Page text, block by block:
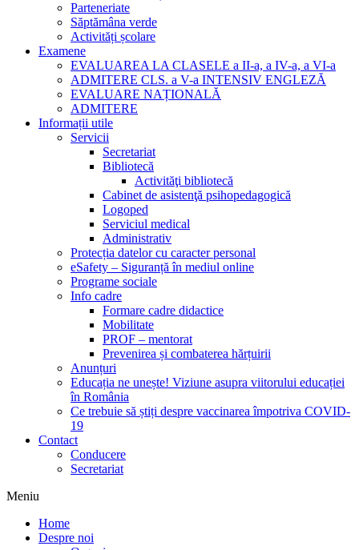
Parteneriate
Săptămâna verde
Activități școlare
Examene
EVALUAREA LA CLASELE a II-a, a IV-a, a VI-a
ADMITERE CLS. a V-a INTENSIV ENGLEZĂ
EVALUARE NAȚIONALĂ
ADMITERE
Informații utile
Servicii
Secretariat
Bibliotecă
Activităţi bibliotecă
Cabinet de asistenţă psihopedagogică
Logoped
Serviciul medical
Administrativ
Protecția datelor cu caracter personal
eSafety – Siguranță în mediul online
Programe sociale
Info cadre
Formare cadre didactice
Mobilitate
PROF – mentorat
Prevenirea și combaterea hărțuirii
Anunțuri
Educația ne unește! Viziune asupra viitorului educației
în România
Ce trebuie să știți despre vaccinarea împotriva COVID-
19
Contact
Conducere
Secretariat
Meniu
Home
Despre noi